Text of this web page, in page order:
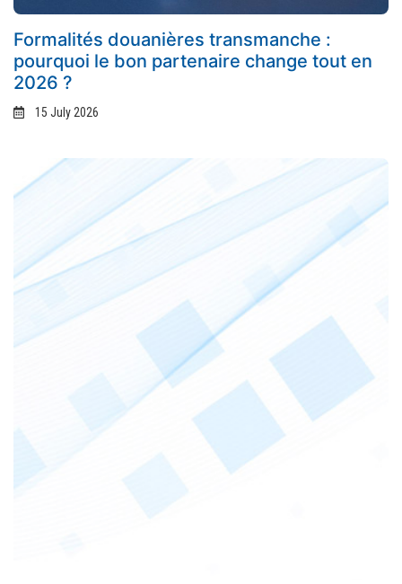
Formalités douanières transmanche :
pourquoi le bon partenaire change tout en
2026 ?
15 July 2026